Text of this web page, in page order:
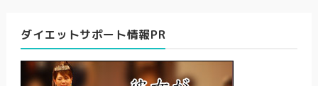
ダイエットサポート情報PR